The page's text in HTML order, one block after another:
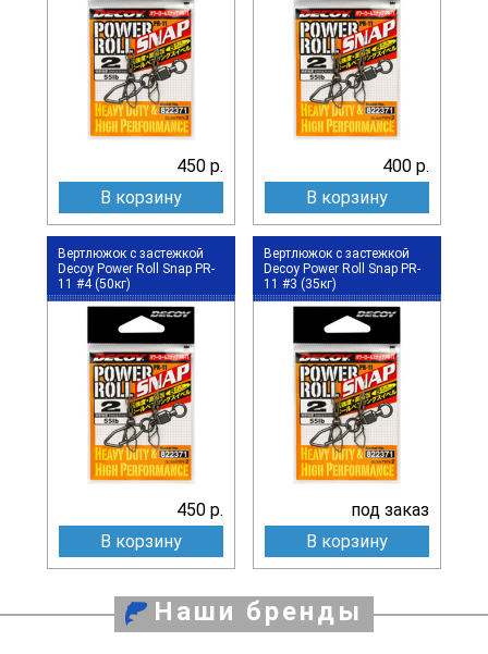
450 р.
В корзину
400 р.
В корзину
Вертлюжок с застежкой
Decoy Power Roll Snap PR-
11 #4 (50кг)
450 р.
В корзину
Вертлюжок с застежкой
Decoy Power Roll Snap PR-
11 #3 (35кг)
под заказ
В корзину
Наши бренды